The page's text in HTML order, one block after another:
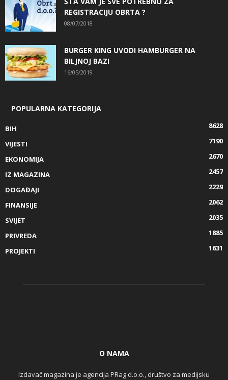
REGISTRACIJU OBRTA ?
08/07/2018
BURGER KING UVODI HAMBURGER NA
BILJNOJ BAZI
16/05/2019
POPULARNA KATEGORIJA
BIH
8628
VIJESTI
7190
EKONOMIJA
2670
IZ MAGAZINA
2457
DOGAĐAJI
2229
FINANSIJE
2062
SVIJET
2035
PRIVREDA
1885
PROJEKTI
1631
O NAMA
Izdavač magazina je agencija PRag d.o.o., društvo za medijsku